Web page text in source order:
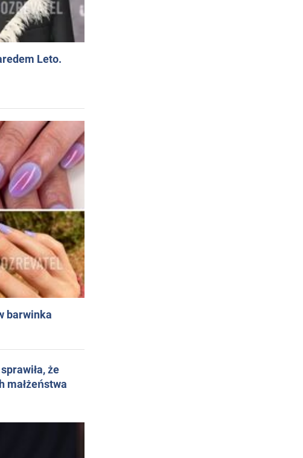
Leto.
barwinka
że
małżeństwa